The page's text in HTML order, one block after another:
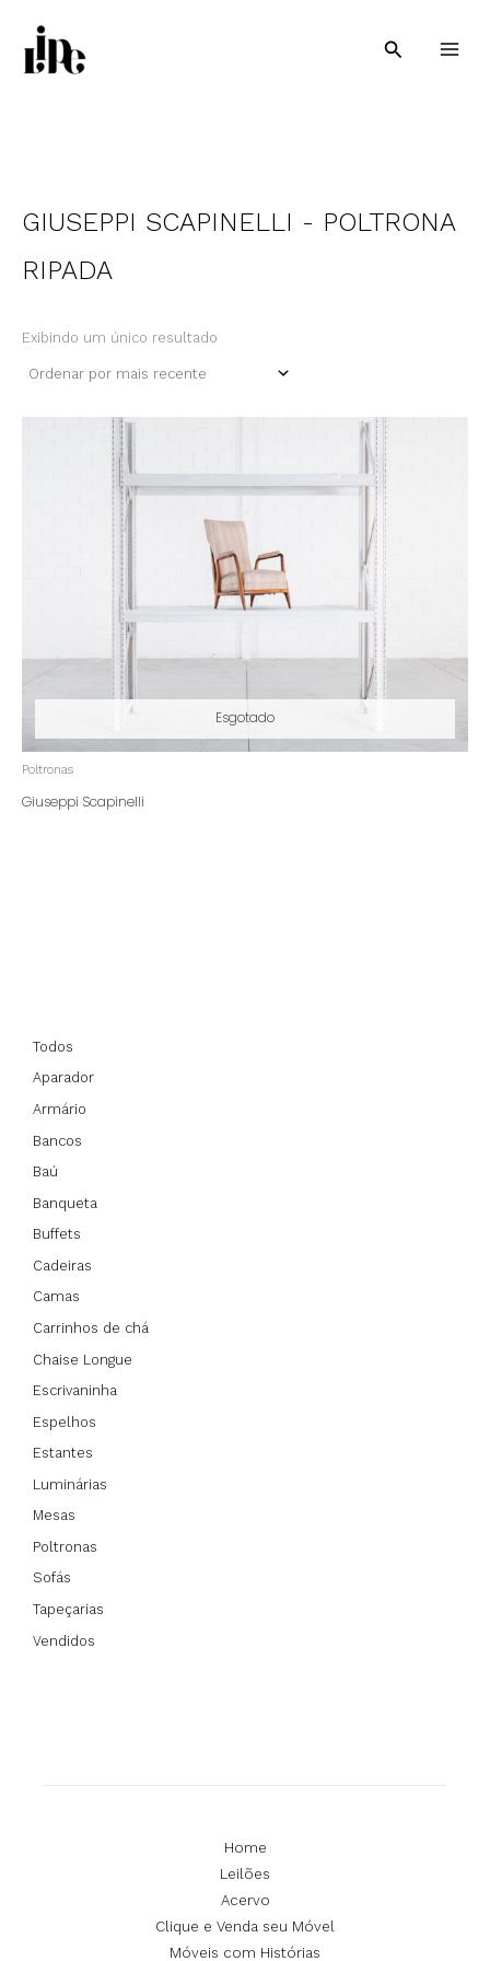
Pesquisar
Todos
Aparador
Armário
Bancos
Baú
Banqueta
Buffets
Cadeiras
Camas
Carrinhos de chá
Chaise Longue
Escrivaninha
Espelhos
Estantes
Luminárias
Mesas
Poltronas
Sofás
Tapeçarias
Vendidos
GIUSEPPI SCAPINELLI - POLTRONA
RIPADA
Exibindo um único resultado
Esgotado
Poltronas
Giuseppi Scapinelli
Home
Leilões
Acervo
Clique e Venda seu Móvel
Móveis com Histórias